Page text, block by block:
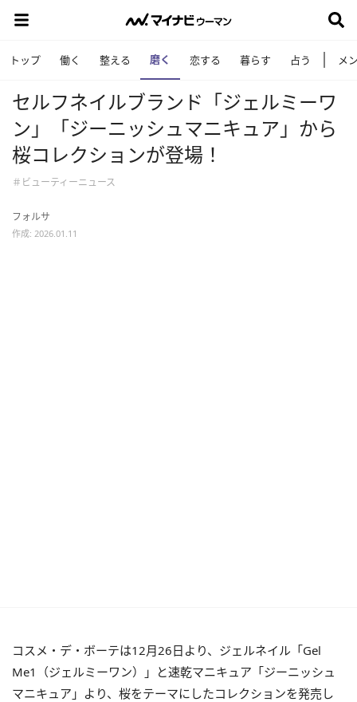
トップ 働く 整える 磨く 恋する 暮らす 占う メ
セルフネイルブランド「ジェルミーワ
ン」「ジーニッシュマニキュア」から
桜コレクションが登場！
＃ビューティーニュース
フォルサ
作成: 2026.01.11
コスメ・デ・ボーテは12月26日より、ジェルネイル「Gel
Me1（ジェルミーワン）」と速乾マニキュア「ジーニッシュ
マニキュア」より、桜をテーマにしたコレクションを発売し